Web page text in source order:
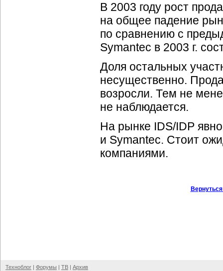
В 2003 году рост
на общее падение
по сравнению с
Symantec в 2003 г.
Доля остальных
несущественно.
возросли. Тем не
не наблюдается.
На рынке IDS/IDP
и Symantec. Стоит
компаниями.
Техноблог | Форумы | ТВ | Архив